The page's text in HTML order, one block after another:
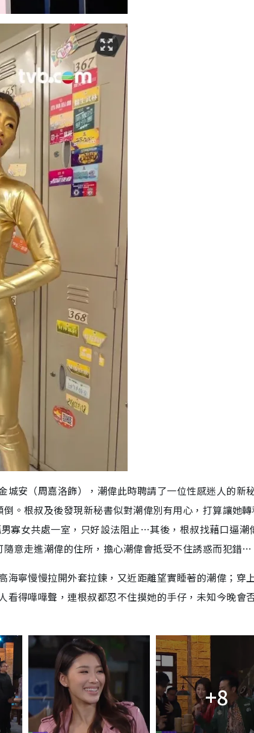
城安（周嘉洛飾），潮偉此時聘請了一位性感迷人的新
。根叔及後發現新秘書似對潮偉別有用心，打算讓她
寡女共處一室，只好設法阻止…其後，根叔找藉口逼潮
意走進潮偉的住所，擔心潮偉會抵受不住誘惑而犯錯…
寧慢慢拉開外套拉鍊，又近距離望實睡著的潮偉；穿
得嘩嘩聲，連根叔都忍不住摸她的手仔，未知今晚會
+8